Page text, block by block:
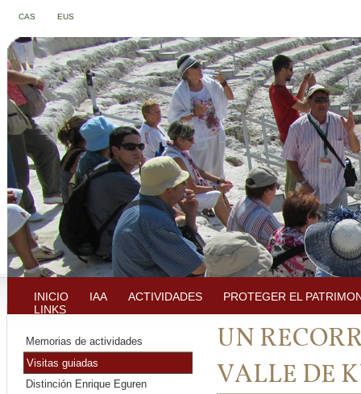
INICIO IAA ACTIVIDADES
PROTEGER EL
LINKS
CAS EUS
Memorias de actividades
Visitas guiadas
Distinción Enrique Eguren
UN
VALLE DE